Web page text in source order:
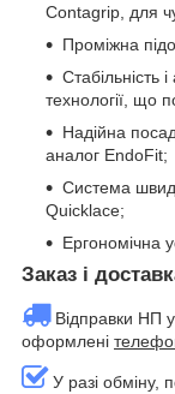
Contagrip, для
Проміжна
Стабільність
технології, що
Надійна
аналог EndoFit;
Система
Quicklace;
Ергономічна
Заказ і
Відправки НП
оформлені
У разі обміну,